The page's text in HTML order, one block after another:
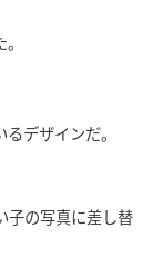
デザインだ。
子の写真に差し替